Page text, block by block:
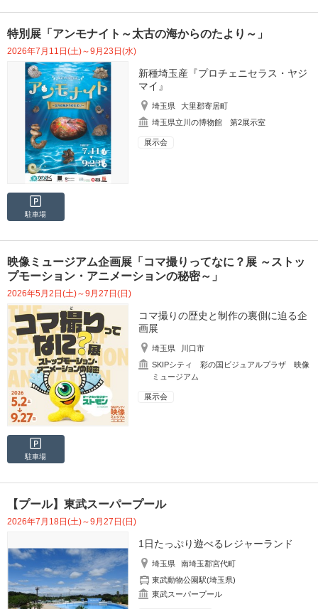
特別展「アンモナイト～太古の海からのたより～」
2026年7月11日(土)～9月23日(水)
新種埼玉産『プロチェニセラス・ヤジ
マイ』
埼玉県
大里郡寄居町
埼玉県立川の博物館 第2展示室
展示会
駐車場
映像ミュージアム企画展「コマ撮りってなに？展 ～ストッ
プモーション・アニメーションの秘密～」
2026年5月2日(土)～9月27日(日)
コマ撮りの歴史と制作の裏側に迫る企
画展
埼玉県
川口市
SKIPシティ 彩の国ビジュアルプラザ 映像
ミュージアム
展示会
駐車場
【プール】東武スーパープール
2026年7月18日(土)～9月27日(日)
1日たっぷり遊べるレジャーランド
埼玉県
南埼玉郡宮代町
東武動物公園駅(埼玉県)
東武スーパープール